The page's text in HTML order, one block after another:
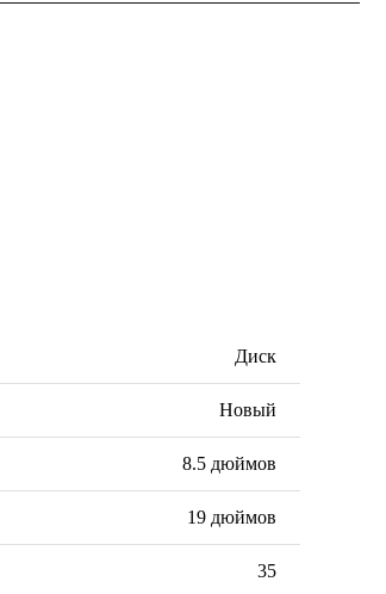
Диск
Новый
8.5 дюймов
19 дюймов
35